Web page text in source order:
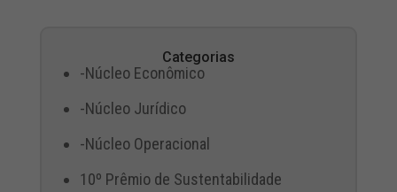
Categorias
-Núcleo Econômico
-Núcleo Jurídico
-Núcleo Operacional
10º Prêmio de Sustentabilidade